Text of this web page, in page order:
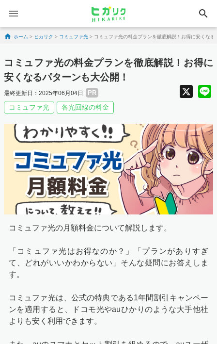
search
Skip to content
ホーム > ヒカリク > コミュファ光 > コミュファ光の料金プランを徹底解説！お得に安くなる
コミュファ光の料金プランを徹底解説！お得に
安くなるパターンも大公開！
最終更新日：2025年06月04日 PR X
コミュファ光 各光回線の料金
コミュファ光の月額料金について解説します。
「コミュファ光はお得なのか？」「プランがありすぎ
て、どれがいいかわからない」そんな疑問にお答えしま
す。
コミュファ光は、公式の特典である1年間割引キャンペー
ンを適用すると、ドコモ光やauひかりのような大手他社
よりも安く利用できます。